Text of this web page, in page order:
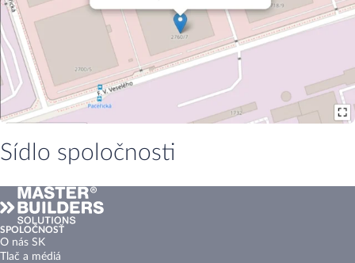
Sídlo spoločnosti
SPOLOČNOSŤ
O nás SK
Tlač a médiá